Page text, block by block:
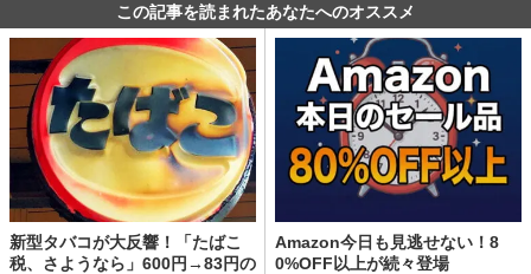
この記事を読まれたあなたへのオススメ
新型タバコが大反響！「たばこ
税、さようなら」600円→83円の
Amazon今日も見逃せない！8
0%OFF以上が続々登場